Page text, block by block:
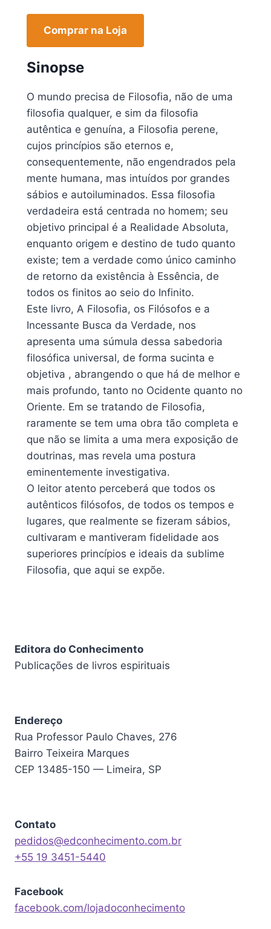
Comprar na Loja
Sinopse
O mundo precisa de Filosofia, não de uma
filosofia qualquer, e sim da filosofia
autêntica e genuína, a Filosofia perene,
cujos princípios são eternos e,
consequentemente, não engendrados pela
mente humana, mas intuídos por grandes
sábios e autoiluminados. Essa filosofia
verdadeira está centrada no homem; seu
objetivo principal é a Realidade Absoluta,
enquanto origem e destino de tudo quanto
existe; tem a verdade como único caminho
de retorno da existência à Essência, de
todos os finitos ao seio do Infinito.
Este livro, A Filosofia, os Filósofos e a
Incessante Busca da Verdade, nos
apresenta uma súmula dessa sabedoria
filosófica universal, de forma sucinta e
objetiva , abrangendo o que há de melhor e
mais profundo, tanto no Ocidente quanto no
Oriente. Em se tratando de Filosofia,
raramente se tem uma obra tão completa e
que não se limita a uma mera exposição de
doutrinas, mas revela uma postura
eminentemente investigativa.
O leitor atento perceberá que todos os
autênticos filósofos, de todos os tempos e
lugares, que realmente se fizeram sábios,
cultivaram e mantiveram fidelidade aos
superiores princípios e ideais da sublime
Filosofia, que aqui se expõe.
Editora do Conhecimento
Publicações de livros espirituais
Endereço
Rua Professor Paulo Chaves, 276
Bairro Teixeira Marques
CEP 13485-150 — Limeira, SP
Contato
pedidos@edconhecimento.com.br
+55 19 3451-5440
Facebook
facebook.com/lojadoconhecimento